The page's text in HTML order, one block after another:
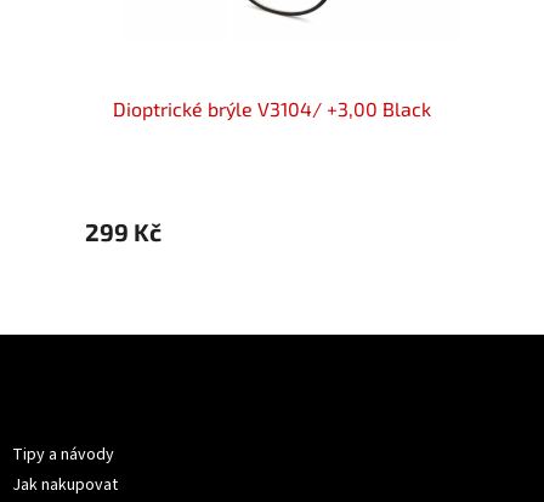
Dioptrické brýle V3104/ +3,00 Black
299 Kč
Tipy a návody
Jak nakupovat